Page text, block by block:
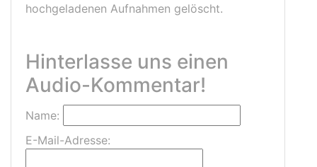
hochgeladenen Aufnahmen gelöscht.
Hinterlasse uns einen
Audio-Kommentar!
Name:
E-Mail-Adresse: